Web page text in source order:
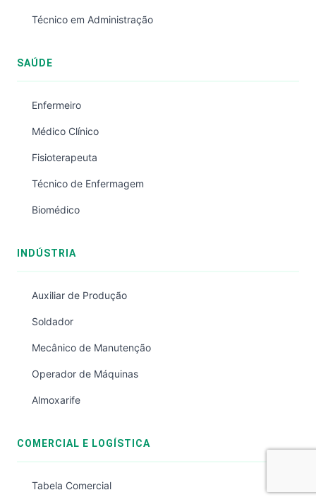
Técnico em Administração
SAÚDE
Enfermeiro
Médico Clínico
Fisioterapeuta
Técnico de Enfermagem
Biomédico
INDÚSTRIA
Auxiliar de Produção
Soldador
Mecânico de Manutenção
Operador de Máquinas
Almoxarife
COMERCIAL E LOGÍSTICA
Tabela Comercial